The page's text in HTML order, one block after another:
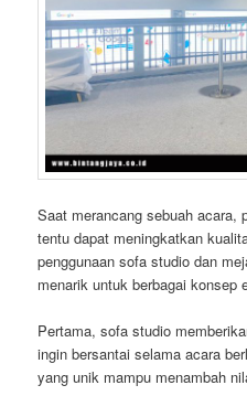
Saat merancang sebuah acara,
tentu dapat meningkatkan
penggunaan sofa studio dan
menarik untuk berbagai konsep
Pertama, sofa studio
ingin bersantai selama acara
yang unik mampu menambah